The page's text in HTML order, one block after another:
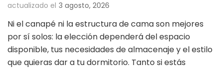
actualizado el 3 agosto, 2026
Ni el canapé ni la estructura de cama son mejores
por sí solos: la elección dependerá del espacio
disponible, tus necesidades de almacenaje y el estilo
que quieras dar a tu dormitorio. Tanto si estás